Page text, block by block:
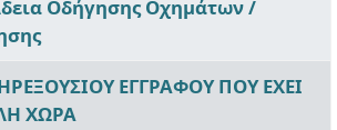
Οδήγησης Οχημάτων /
ΕΓΓΡΑΦOΥ ΠΟΥ ΕΧΕΙ
ΧΩΡΑ